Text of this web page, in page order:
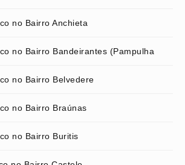
no Bairro Anchieta
no Bairro Bandeirantes (Pampulha
no Bairro Belvedere
no Bairro Braúnas
no Bairro Buritis